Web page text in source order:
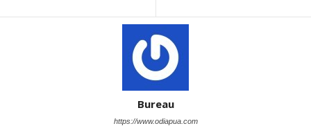
Bureau
https://www.odiapua.com